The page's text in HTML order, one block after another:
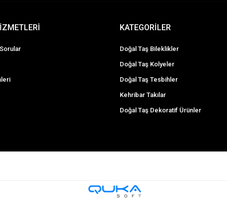
KATEGORİLER
Doğal Taş Bileklikler
Doğal Taş Kolyeler
Doğal Taş Tesbihler
Kehribar Takılar
Doğal Taş Dekoratif Ürünler